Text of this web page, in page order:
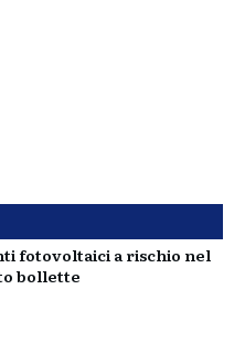
fotovoltaici a rischio nel
bollette